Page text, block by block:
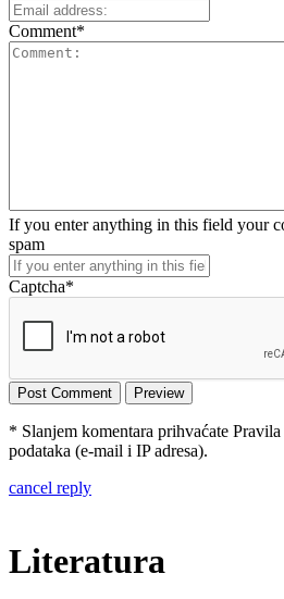
Comment*
If you enter anything in this field your
spam
Captcha*
* Slanjem komentara prihvaćate
podataka (e-mail i IP adresa).
cancel reply
Literatura